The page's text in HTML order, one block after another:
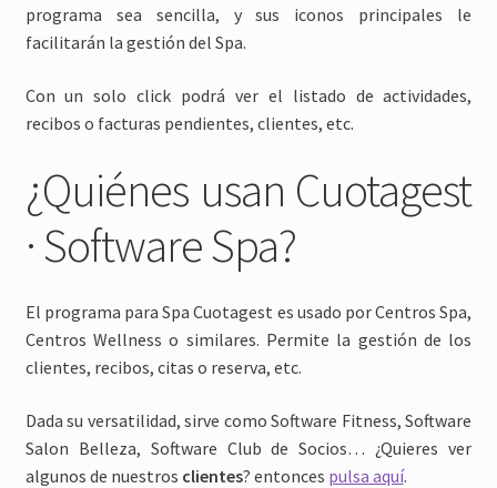
programa sea sencilla, y sus iconos principales le
facilitarán la gestión del Spa.
Con un solo click podrá ver el listado de actividades,
recibos o facturas pendientes, clientes, etc.
¿Quiénes usan Cuotagest
· Software Spa?
El programa para Spa Cuotagest es usado por Centros Spa,
Centros Wellness o similares. Permite la gestión de los
clientes, recibos, citas o reserva, etc.
Dada su versatilidad, sirve como Software Fitness, Software
Salon Belleza, Software Club de Socios… ¿Quieres ver
algunos de nuestros clientes? entonces pulsa aquí.